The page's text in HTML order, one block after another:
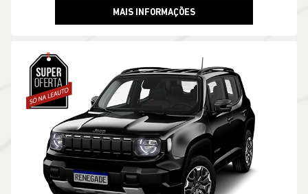
MAIS INFORMAÇÕES